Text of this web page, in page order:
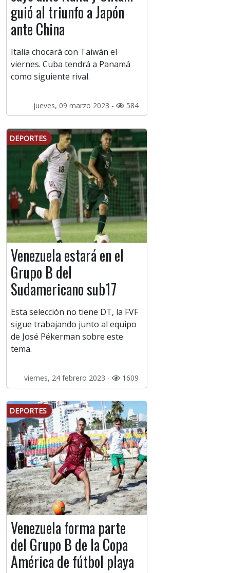
guió al triunfo a Japón
ante China
Italia chocará con Taiwán el
viernes. Cuba tendrá a Panamá
como siguiente rival.
jueves, 09 marzo 2023 - 584
DEPORTES
Venezuela estará en el
Grupo B del
Sudamericano sub17
Esta selección no tiene DT, la FVF
sigue trabajando junto al equipo
de José Pékerman sobre este
tema.
viernes, 24 febrero 2023 - 1609
DEPORTES
Venezuela forma parte
del Grupo B de la Copa
América de fútbol playa